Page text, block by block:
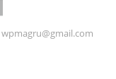
wpmagru@gmail.com